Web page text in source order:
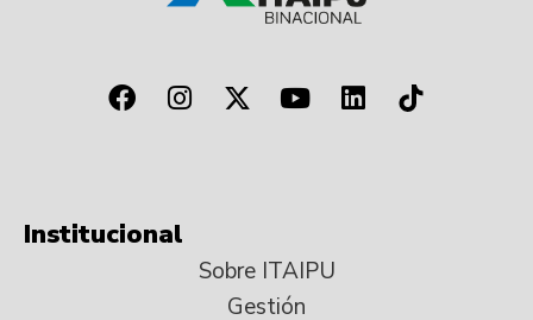
Institucional
Sobre ITAIPU
Gestión